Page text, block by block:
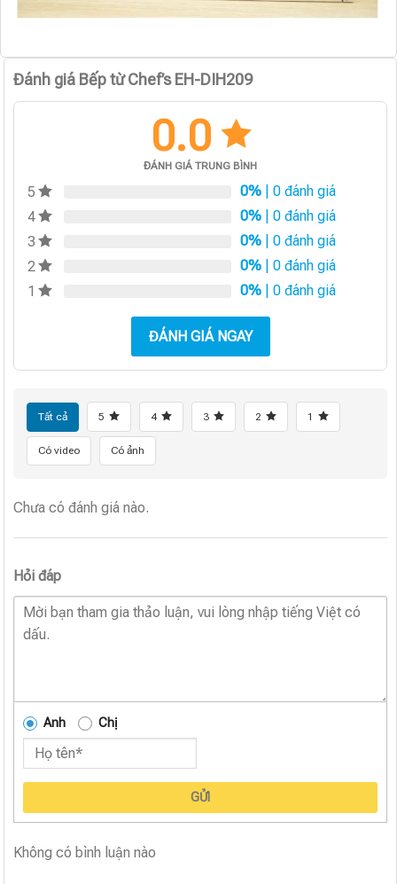
Đánh giá Bếp từ Chef’s EH-DIH209
0.0
ĐÁNH GIÁ TRUNG BÌNH
5 0% | 0 đánh giá
4
0% | 0 đánh giá
3
0% | 0 đánh giá
2
0% | 0 đánh giá
1
0% | 0 đánh giá
ĐÁNH GIÁ NGAY
Tất cả 5 4 3 2 1
Có video Có ảnh
Chưa có đánh giá nào.
Hỏi đáp
Anh Chị
GỬI
Không có bình luận nào